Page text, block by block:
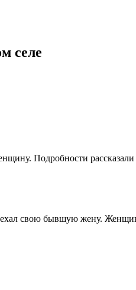
селе
Подробности
свою бывшую жену.